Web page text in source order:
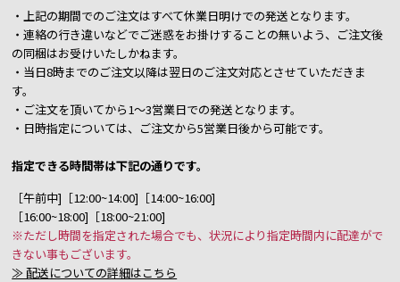
・上記の期間でのご注文はすべて休業日明けでの発送となります。
・連絡の行き違いなどでご迷惑をお掛けすることの無いよう、ご注文後
の同梱はお受けいたしかねます。
・当日8時までのご注文以降は翌日のご注文対応とさせていただきま
す。
・ご注文を頂いてから1～3営業日での発送となります。
・日時指定については、ご注文から5営業日後から可能です。
指定できる時間帯は下記の通りです。
［午前中]［12:00~14:00]［14:00~16:00]
［16:00~18:00]［18:00~21:00]
※ただし時間を指定された場合でも、状況により指定時間内に配達がで
きない事もございます。
≫ 配送についての詳細はこちら